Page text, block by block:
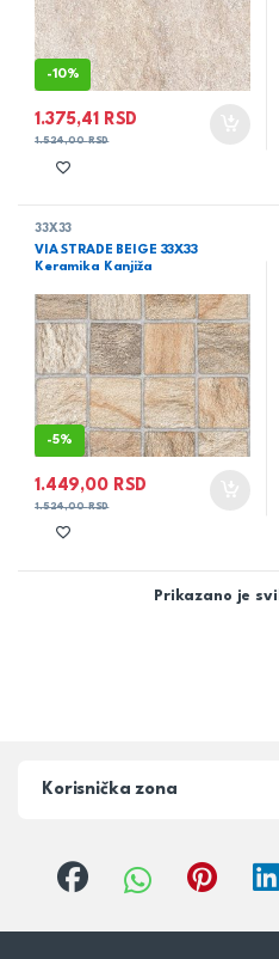
-10%
1.375,41 RSD
1.524,00RSD
33X33
VIA STRADE BEIGE 33X33
Keramika Kanjiža
-5%
1.449,00 RSD
1.524,00RSD
Prikazano je
Korisnička zona